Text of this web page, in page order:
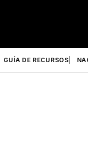
GUÍA DE RECURSOS